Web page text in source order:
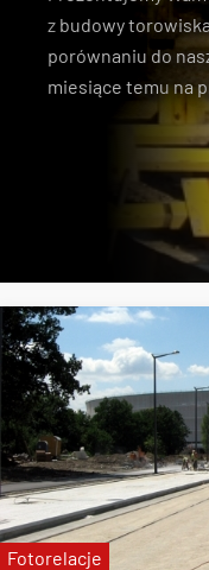
z budowy
porównaniu do
miesiące temu na
Fotorelacje